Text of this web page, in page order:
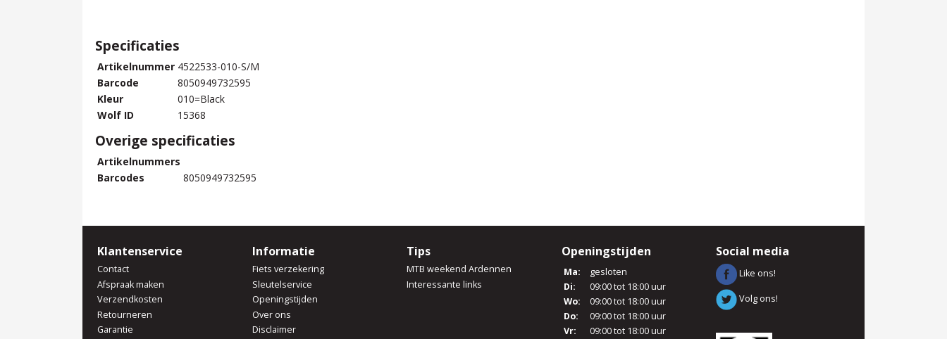
Specificaties
Artikelnummer 4522533-010-S/M
Barcode
8050949732595
Kleur
010=Black
Wolf ID
15368
Overige specificaties
Artikelnummers
Barcodes
8050949732595
Klantenservice
Contact
Afspraak maken
Verzendkosten
Retourneren
Garantie
Informatie
Fiets verzekering
Sleutelservice
Openingstijden
Over ons
Disclaimer
Tips
MTB weekend Ardennen
Interessante links
Openingstijden
Ma:
gesloten
Di:
09:00 tot 18:00 uur
Wo:
09:00 tot 18:00 uur
Do:
09:00 tot 18:00 uur
Vr:
09:00 tot 18:00 uur
Social media
Like ons!
Volg ons!